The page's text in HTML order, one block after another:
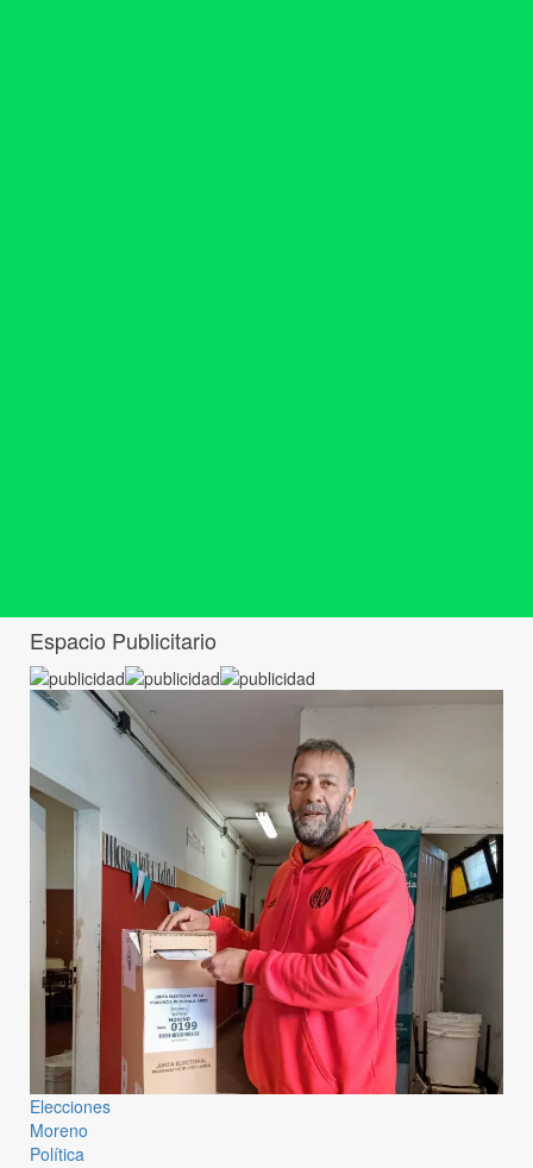
Espacio Publicitario
Elecciones
Moreno
Política